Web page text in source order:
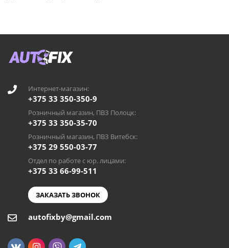
Интернет-магазин:
+375 33 350-350-9
Розничный магазин, ПВЗ Полоцк:
+375 33 350-35-70
Розничный магазин, ПВЗ Витебск:
+375 29 550-03-77
Отдел по работе с юр. лицами:
+375 33 66-99-511
ЗАКАЗАТЬ ЗВОНОК
autofixby@gmail.com